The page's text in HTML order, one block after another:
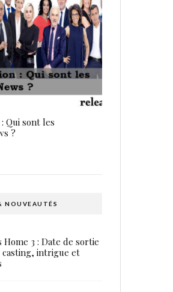
Qui sont les
?
NOUVEAUTÉS
Home 3 : Date de sortie
intrigue et